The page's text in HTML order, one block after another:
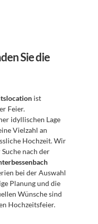
Sie die
ist
Feier.
idyllischen Lage
Vielzahl an
Hochzeit. Wir
nach der
bei der Auswahl
Planung und die
Wünsche sind
Hochzeitsfeier.